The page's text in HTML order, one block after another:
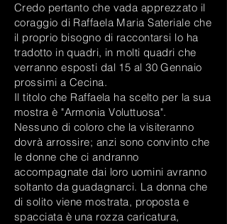
Credo pertanto che vada apprezzato il
coraggio di Raffaela Maria Sateriale che
il proprio bisogno di raccontarsi lo ha
tradotto in quadri, in molti quadri che
verranno esposti dal 15 al 30 Gennaio
prossimi a Cecina.
Il titolo che Raffaela ha scelto per la sua
mostra è "Armonia Voluttuosa".
Nessuno di coloro che la visiteranno
dovrà arrossire; anzi sono convinto che
le donne che ci andranno
accompagnate dai loro uomini avranno
soltanto da guadagnarci. La donna che
di solito viene mostrata, proposta e
spacciata è una rozza caricatura,